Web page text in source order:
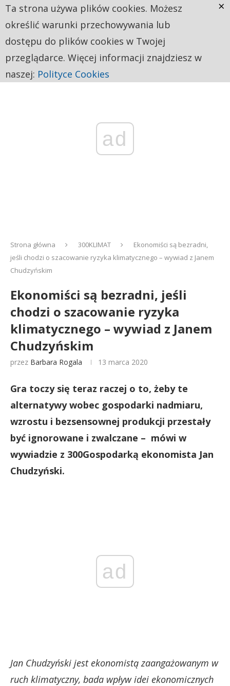
ad
Strona główna 300KLIMAT
Ekonomiści są bezradni,
jeśli chodzi o szacowanie ryzyka klimatycznego – wywiad z Janem
Chudzyńskim
Ekonomiści są bezradni, jeśli
chodzi o szacowanie ryzyka
klimatycznego – wywiad z Janem
Chudzyńskim
przez Barbara Rogala 13 marca 2020
Gra toczy się teraz raczej o to, żeby te
alternatywy wobec gospodarki nadmiaru,
wzrostu i bezsensownej produkcji przestały
być ignorowane i zwalczane – mówi w
wywiadzie z 300Gospodarką ekonomista Jan
Chudzyński.
ad
Jan Chudzyński jest ekonomistą zaangażowanym w
ruch klimatyczny, bada wpływ idei ekonomicznych
Ta strona używa plików cookies. Możesz
określić warunki przechowywania lub
dostępu do plików cookies w Twojej
przeglądarce. Więcej informacji znajdziesz w
naszej: Polityce Cookies
×